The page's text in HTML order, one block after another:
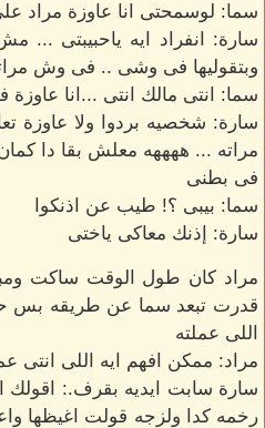
سما: لوسمحتى انا عاوزة مراد
سارة: انفراد ايه ياحبيبتى
وبتقوليها فى وشى .. فى وش
سما: انتى مالك انتى ...انا
سارة: شخصيه بردوا ولا عاوزة
مراته ... ههههه معلش بقا دا
فى بطنى
سما: بيبى ؟! طيب عن اذنكوا
سارة: إذنك معاكى ياختى
مراد كان طول الوقت ساكت
قدرت تبعد سما عن طريقه
اللى عملته
مراد: ممكن افهم ايه اللى انتى
سارة سابت ايديه بقرف.: اقولك
رخمه كدا ولزجه قولت اغيظها